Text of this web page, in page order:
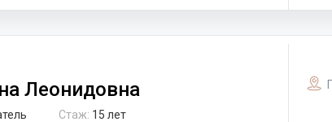
Леонидовна
Стаж: 15 лет